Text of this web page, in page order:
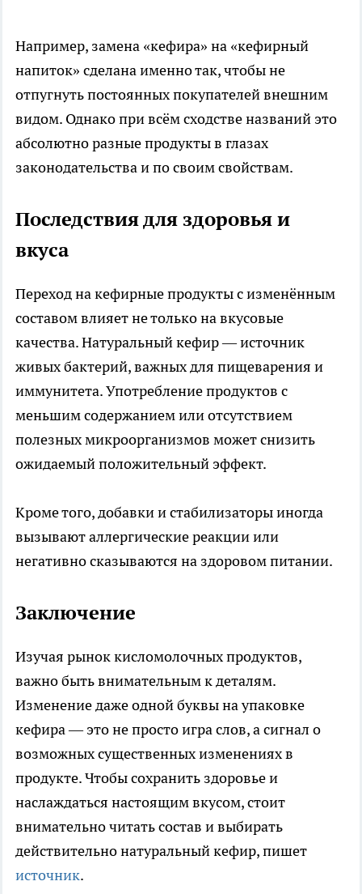
Например, замена «кефира» на «кефирный
напиток» сделана именно так, чтобы не
отпугнуть постоянных покупателей внешним
видом. Однако при всём сходстве названий это
абсолютно разные продукты в глазах
законодательства и по своим свойствам.
Последствия для здоровья и
вкуса
Переход на кефирные продукты с изменённым
составом влияет не только на вкусовые
качества. Натуральный кефир — источник
живых бактерий, важных для пищеварения и
иммунитета. Употребление продуктов с
меньшим содержанием или отсутствием
полезных микроорганизмов может снизить
ожидаемый положительный эффект.
Кроме того, добавки и стабилизаторы иногда
вызывают аллергические реакции или
негативно сказываются на здоровом питании.
Заключение
Изучая рынок кисломолочных продуктов,
важно быть внимательным к деталям.
Изменение даже одной буквы на упаковке
кефира — это не просто игра слов, а сигнал о
возможных существенных изменениях в
продукте. Чтобы сохранить здоровье и
наслаждаться настоящим вкусом, стоит
внимательно читать состав и выбирать
действительно натуральный кефир, пишет
источник.